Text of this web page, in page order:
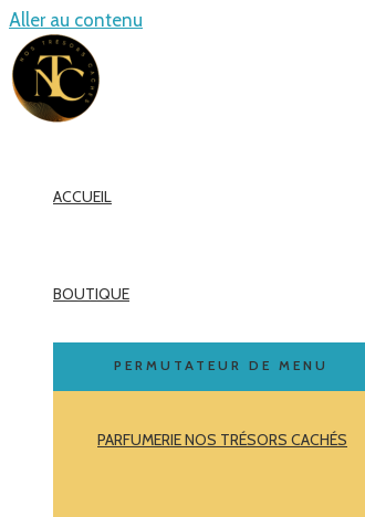
Aller au contenu
ACCUEIL
BOUTIQUE
PERMUTATEUR DE MENU
PARFUMERIE NOS TRÉSORS CACHÉS